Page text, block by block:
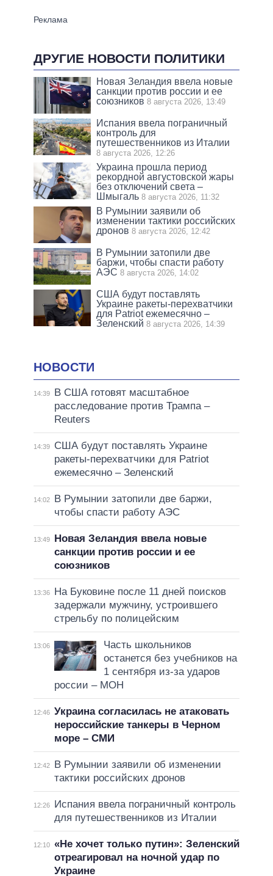
ДРУГИЕ НОВОСТИ ПОЛИТИКИ
Новая Зеландия ввела новые
санкции против россии и ее
союзников 8 августа 2026, 13:49
Испания ввела пограничный
контроль для
путешественников из Италии
8 августа 2026, 12:26
Украина прошла период
рекордной августовской жары
без отключений света –
Шмыгаль 8 августа 2026, 11:32
В Румынии заявили об
изменении тактики российских
дронов 8 августа 2026, 12:42
В Румынии затопили две
баржи, чтобы спасти работу
АЭС 8 августа 2026, 14:02
США будут поставлять
Украине ракеты-перехватчики
для Patriot ежемесячно –
Зеленский 8 августа 2026, 14:39
НОВОСТИ
14:39
В США готовят масштабное
расследование против Трампа –
Reuters
14:39
США будут поставлять Украине
ракеты-перехватчики для Patriot
ежемесячно – Зеленский
14:02
В Румынии затопили две баржи,
чтобы спасти работу АЭС
13:49
Новая Зеландия ввела новые
санкции против россии и ее
союзников
13:36
На Буковине после 11 дней поисков
задержали мужчину, устроившего
стрельбу по полицейским
13:06
Часть школьников
останется без учебников на
1 сентября из-за ударов
россии – МОН
12:46 Украина согласилась не атаковать
нероссийские танкеры в Черном
море – СМИ
12:42
В Румынии заявили об изменении
тактики российских дронов
12:26
Испания ввела пограничный контроль
для путешественников из Италии
12:10 «Не хочет только путин»: Зеленский
отреагировал на ночной удар по
Украине